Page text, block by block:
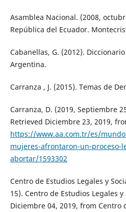
Asamblea Nacional. (2008,
República del Ecuador.
Cabanellas, G. (2012).
Argentina.
Carranza , J. (2015). Temas de
Carranza, D. (2019, Septiembre
Retrieved Diciembre 23, 2019,
https://www.aa.com.tr/es/
mujeres-afrontaron-un-proceso-
abortar/1593302
Centro de Estudios Legales y
15). Centro de Estudios Legales
Diciembre 04, 2019, from Centro